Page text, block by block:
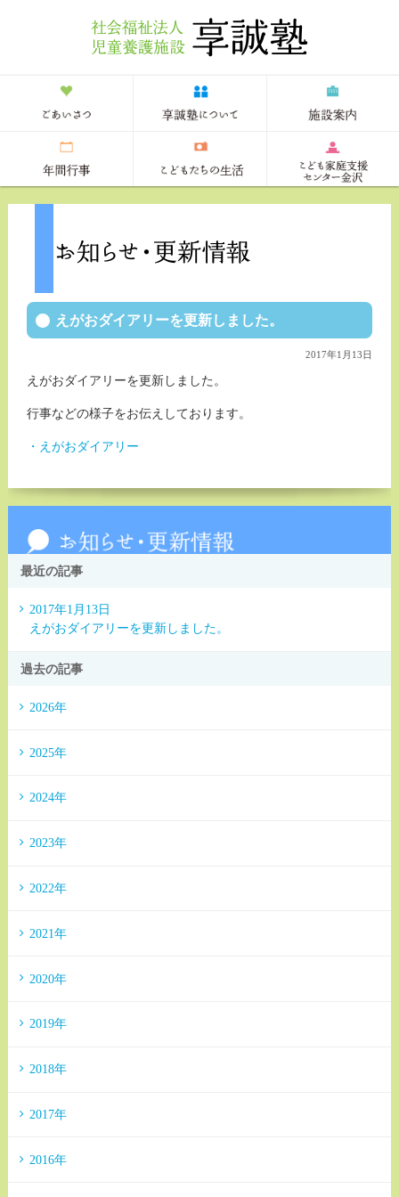
えがおダイアリーを更新しました。
2017年1月13日
えがおダイアリーを更新しました。
行事などの様子をお伝えしております。
・えがおダイアリー
最近の記事
2017年1月13日
えがおダイアリーを更新しました。
過去の記事
2026年
2025年
2024年
2023年
2022年
2021年
2020年
2019年
2018年
2017年
2016年